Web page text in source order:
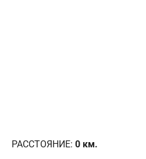
РАССТОЯНИЕ: 0 км.